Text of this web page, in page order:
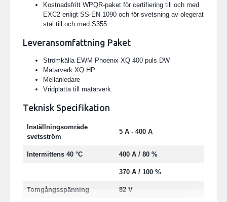
Kostnadsfritt WPQR-paket för certifiering till och med
EXC2 enligt SS-EN 1090 och för svetsning av olegerat
stål till och med S355
Leveransomfattning Paket
Strömkälla EWM Phoenix XQ 400 puls DW
Matarverk XQ HP
Mellanledare
Vridplatta till matarverk
Teknisk Specifikation
Inställningsområde
svetsström
5 A - 400 A
Intermittens 40 °C 400 A / 80 %
370 A / 100 %
Tomgångsspänning 82 V